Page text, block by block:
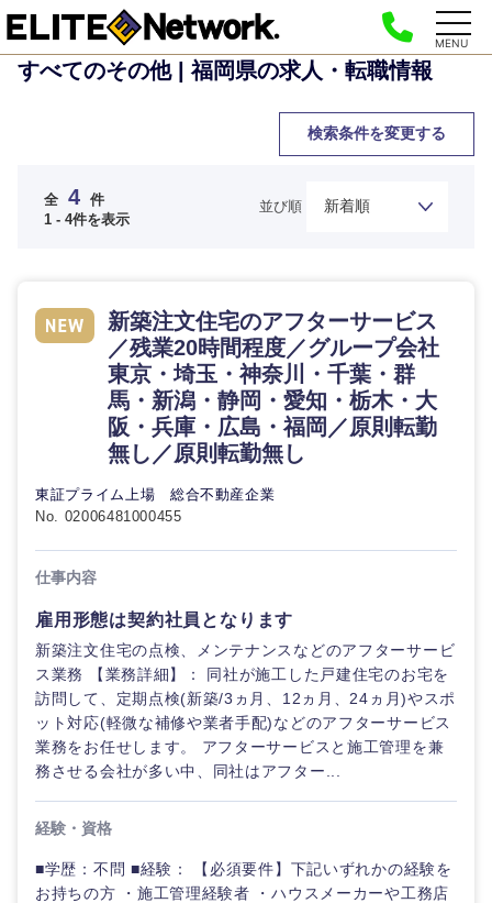
MENU
すべてのその他 | 福岡県の求人・転職情報
検索条件を変更する
ご希望の職種を選択してください
画・事業
企画
経営ボー
管理
SCM
人事
ィング
営業
すべての経営企画・事業企
新規事業企画・立上げ
M&A・事業投資
政策渉外
ご希望の職種を選択してください
管理
SCM
人事
マーケティング
営業
サービス
ご希望の業界を選択してください
自動車・機械・船舶
電気・電子・半導体
素材・化学・金属
メディカル・ヘルスケア・ライフサイエンス
ご希望の勤務地を選択してください
宮城県 山形県
福島県
ご希望条件を入力ください
希望年収
推奨年齢
40代
フリーワード
急募 第二新卒
全 4 件
1 - 4件を表示
並び順
新築注文住宅のアフターサービス
／残業20時間程度／グループ会社
東京・埼玉・神奈川・千葉・群
馬・新潟・静岡・愛知・栃木・大
阪・兵庫・広島・福岡／原則転勤
無し／原則転勤無し
東証プライム上場 総合不動産企業
No. 02006481000455
仕事内容
雇用形態は契約社員となります
新築注文住宅の点検、メンテナンスなどのアフターサービ
ス業務 【業務詳細】： 同社が施工した戸建住宅のお宅を
訪問して、定期点検(新築/3ヵ月、12ヵ月、24ヵ月)やスポ
ット対応(軽微な補修や業者手配)などのアフターサービス
業務をお任せします。 アフターサービスと施工管理を兼
務させる会社が多い中、同社はアフター...
経験・資格
■学歴：不問 ■経験： 【必須要件】下記いずれかの経験を
お持ちの方 ・施工管理経験者 ・ハウスメーカーや工務店